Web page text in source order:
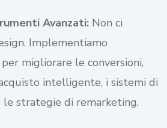
Avanzati: Non ci
Implementiamo
migliorare le conversioni,
intelligente, i sistemi di
le strategie di remarketing.